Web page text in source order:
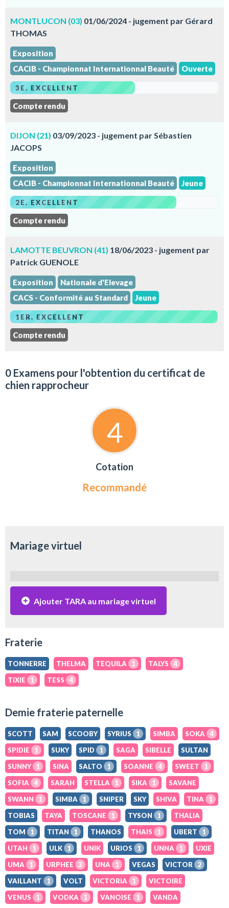
MONTLUCON (03) 01/06/2024 - jugement par Gérard
THOMAS
Exposition
CACIB - Championnat Internationnal Beauté
Ouverte
3E. EXCELLENT
Compte rendu
DIJON (21) 03/09/2023 - jugement par Sébastien
JACOPS
Exposition
CACIB - Championnat Internationnal Beauté
Jeune
2E. EXCELLENT
Compte rendu
LAMOTTE BEUVRON (41) 18/06/2023 - jugement par
Patrick GUENOLE
Exposition
Nationale d'Elevage
CACS - Conformité au Standard
Jeune
1ER. EXCELLENT
Compte rendu
0 Examens pour l'obtention du certificat de
chien rapprocheur
4
Cotation
Recommandé
Mariage virtuel
Ajouter TARA au mariage virtuel
Fraterie
TONNERRE THELMA TEQUILA 1 TALYS
4
TIXIE
1 TESS 4
Demie fraterie paternelle
SCOTT SAM SCOOBY SYRIUS 1 SIMBA SOKA 4
SPIDIE
1 SUKY SPID 1 SAGA SIBELLE
SULTAN
SUNNY 1 SINA SALTO 1 SOANNE 4 SWEET
1
SOFIA 4 SARAH STELLA 1 SIKA 1
SAVANE
SWANN
1 SIMBA 1 SNIPER SKY SHIVA TINA
1
TOBIAS
TAYA TOSCANE 1 TYSON 1
THALIA
TOM
1 TITAN 1 THANOS THAIS 1 UBERT
1
UTAH
1 ULK 1 UNIK URIOS 1 UNNA 1
UXIE
UMA
1 URPHEE 3 UNA 1 VEGAS VICTOR
2
VAILLANT
1 VOLT VICTORIA 1
VICTOIRE
VENUS
1 VODKA 1 VANOISE 1 VANDA